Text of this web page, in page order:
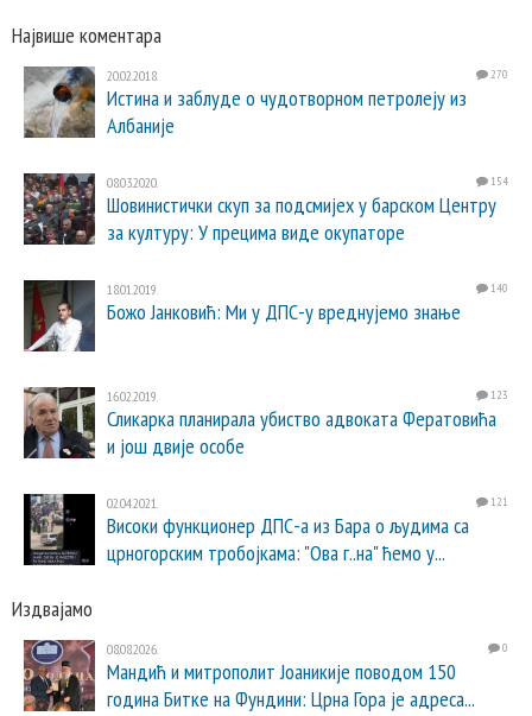
Највише коментара
20.02.2018. 270
Истина и заблуде о чудотворном петролеју из
Албаније
08.03.2020. 154
Шовинистички скуп за подсмијех у барском Центру
за културу: У прецима виде окупаторе
18.01.2019. 140
Божо Јанковић: Ми у ДПС-у вреднујемо знање
16.02.2019. 123
Сликарка планирала убиство адвоката Фератовића
и још двије особе
02.04.2021. 121
Високи функционер ДПС-а из Бара о људима са
црногорским тробојкама: "Ова г..на" ћемо у...
Издвајамо
08.08.2026. 0
Мандић и митрополит Јоаникије поводом 150
година Битке на Фундини: Црна Гора је адреса...